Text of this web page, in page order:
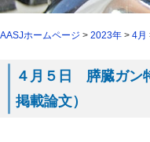
AASJホームページ > 2023年 > 4月
４月５日 膵臓ガン
掲載論文）